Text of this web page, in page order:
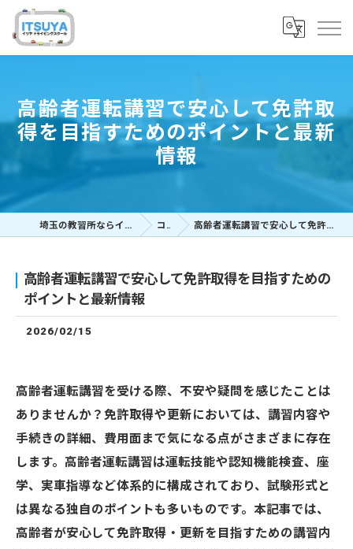
高齢者運転講習で安心して免許取
得を目指すためのポイントと最新
情報
埼玉の教習所ならイツヤドライビングスクール コラム 高齢者運転講習で安心して免許取得を目指すためのポイントと最新情報
高齢者運転講習で安心して免許取得を目指すための
ポイントと最新情報
2026/02/15
高齢者運転講習を受ける際、不安や疑問を感じたことは
ありませんか？免許取得や更新においては、講習内容や
手続きの詳細、費用面まで気になる点がさまざまに存在
します。高齢者運転講習は運転技能や認知機能検査、座
学、実車指導など体系的に構成されており、試験形式と
は異なる独自のポイントも多いものです。本記事では、
高齢者が安心して免許取得・更新を目指すための講習内